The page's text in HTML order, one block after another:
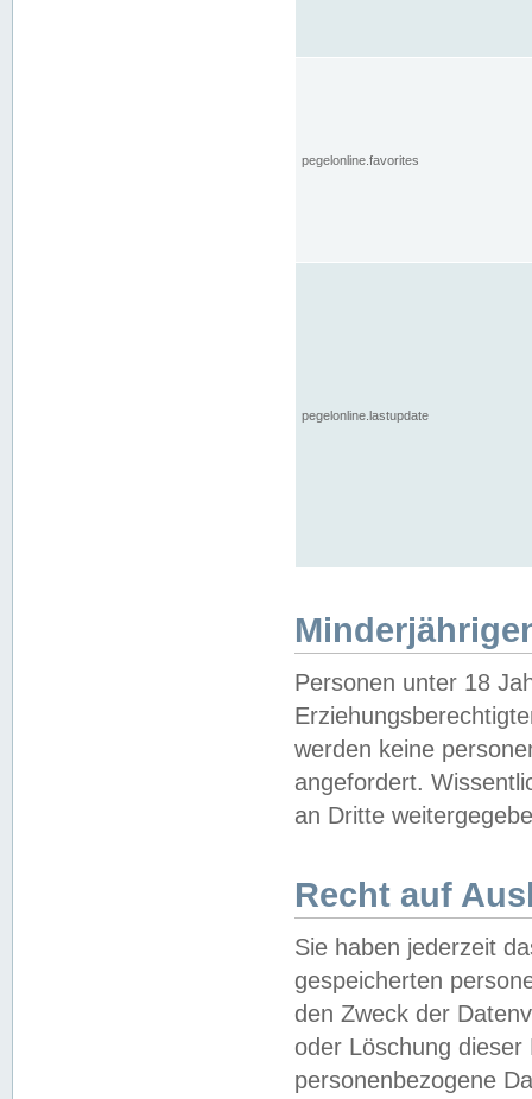
pegelonline.favorites
pegelonline.lastupdate
Personen unter 18
werden keine
angefordert.
an Dritte
Recht auf
Sie haben jederzeit
gespeicherten
den Zweck der
oder Löschung
personenbezogene